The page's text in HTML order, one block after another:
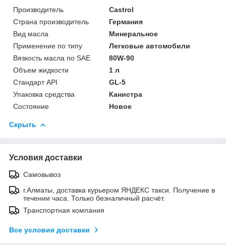
Производитель
Castrol
Страна производитель
Германия
Вид масла
Минеральное
Применение по типу
Легковые автомобили
Вязкость масла по SAE
80W-90
Объем жидкости
1 л
Стандарт API
GL-5
Упаковка средства
Канистра
Состояние
Новое
Скрыть
Условия доставки
Самовывоз
г.Алматы, доставка курьером ЯНДЕКС такси. Получение в
течении часа. Только безналичный расчёт.
Транспортная компания
Все условия доставки